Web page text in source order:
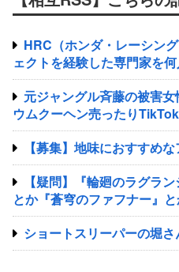
HRC（ホンダ・レーシン
ェクトを経験した専門家を
元ジャングル斉藤の被害
ウムクーヘン売ったり
を感じた」
【募集】地味におすすめ
【疑問】『輪廻のラグラ
とか『蒼穹のファフナー』
のアニメあるじゃん？
ショートスリーパーの堀